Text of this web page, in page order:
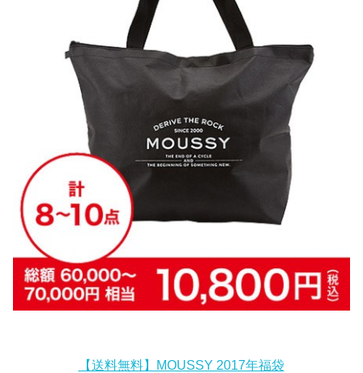
【送料無料】MOUSSY 2017年福袋